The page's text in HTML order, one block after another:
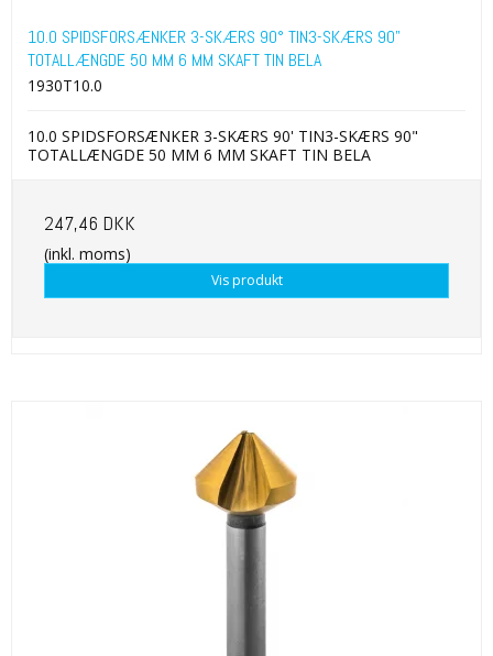
10.0 SPIDSFORSÆNKER 3-SKÆRS 90° TIN3-SKÆRS 90"
TOTALLÆNGDE 50 MM 6 MM SKAFT TIN BELA
1930T10.0
10.0 SPIDSFORSÆNKER 3-SKÆRS 90' TIN3-SKÆRS 90"
TOTALLÆNGDE 50 MM 6 MM SKAFT TIN BELA
247,46 DKK
(inkl. moms)
Vis produkt